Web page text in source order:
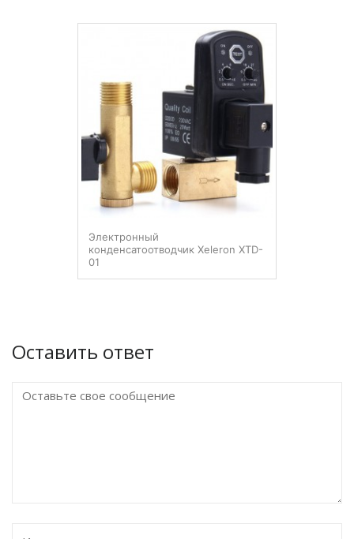
Электронный
конденсатоотводчик Xeleron XTD-
01
Оставить ответ